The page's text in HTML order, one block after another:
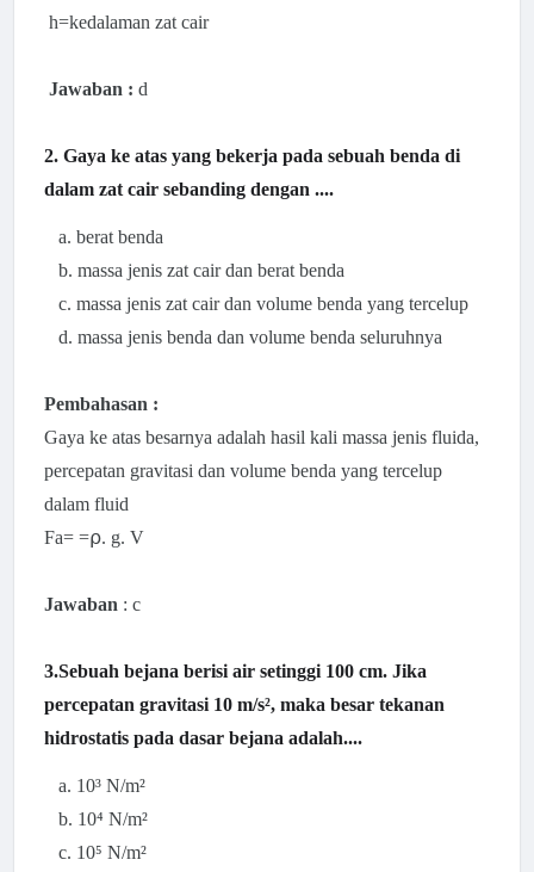
h=kedalaman zat cair
Jawaban : d
2. Gaya ke atas yang bekerja pada sebuah benda di
dalam zat cair sebanding dengan ....
a. berat benda
b. massa jenis zat cair dan berat benda
c. massa jenis zat cair dan volume benda yang tercelup
d. massa jenis benda dan volume benda seluruhnya
Pembahasan :
Gaya ke atas besarnya adalah hasil kali massa jenis fluida,
percepatan gravitasi dan volume benda yang tercelup
dalam fluid
Fa= =⍴. g. V
Jawaban : c
3.Sebuah bejana berisi air setinggi 100 cm. Jika
percepatan gravitasi 10 m/s², maka besar tekanan
hidrostatis pada dasar bejana adalah....
a. 10³ N/m²
b. 10⁴ N/m²
c. 10⁵ N/m²